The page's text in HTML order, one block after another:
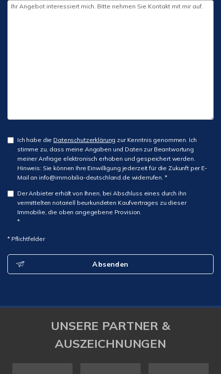
Ich habe die Datenschutzerklärung zur Kenntnis genommen. Ich
stimme zu, dass meine Angaben und Daten zur Beantwortung
meiner Anfrage elektronisch erhoben und gespeichert werden.
Hinweis: Sie können Ihre Einwilligung jederzeit für die Zukunft per E-
Mail an info@immobilia-deutschland.de widerrufen. *
Der Anbieter erhält von Ihnen, bei Abschluss eines durch ihn
vermittelten notariell beurkundeten Kaufvertrages zu dieser
Immobilie, die oben angegebene Provision.
*
* Pflichtfelder
Absenden
UNSERE PARTNER &
AUSZEICHNUNGEN